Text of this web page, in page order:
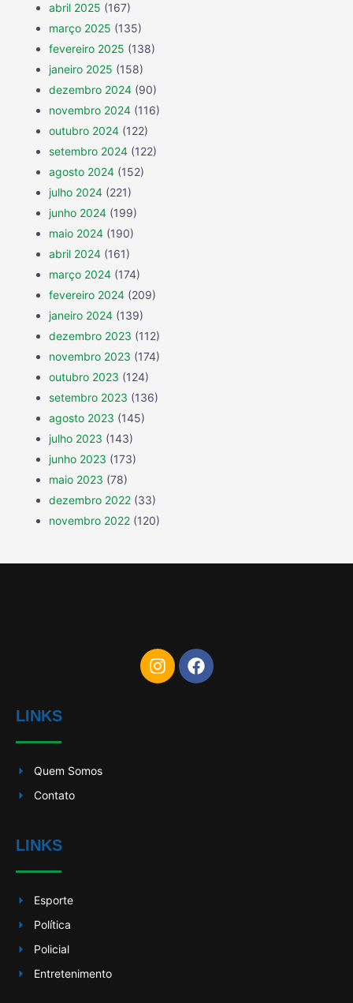
abril 2025 (167)
março 2025 (135)
fevereiro 2025 (138)
janeiro 2025 (158)
dezembro 2024 (90)
novembro 2024 (116)
outubro 2024 (122)
setembro 2024 (122)
agosto 2024 (152)
julho 2024 (221)
junho 2024 (199)
maio 2024 (190)
abril 2024 (161)
março 2024 (174)
fevereiro 2024 (209)
janeiro 2024 (139)
dezembro 2023 (112)
novembro 2023 (174)
outubro 2023 (124)
setembro 2023 (136)
agosto 2023 (145)
julho 2023 (143)
junho 2023 (173)
maio 2023 (78)
dezembro 2022 (33)
novembro 2022 (120)
LINKS
Quem Somos
Contato
LINKS
Esporte
Política
Policial
Entretenimento